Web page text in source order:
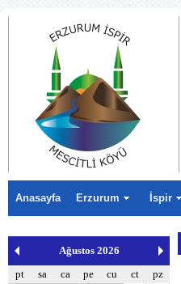
Anasayfa Erzurum İspir
Ağustos 2026
pt
sa ca pe cu ct pz